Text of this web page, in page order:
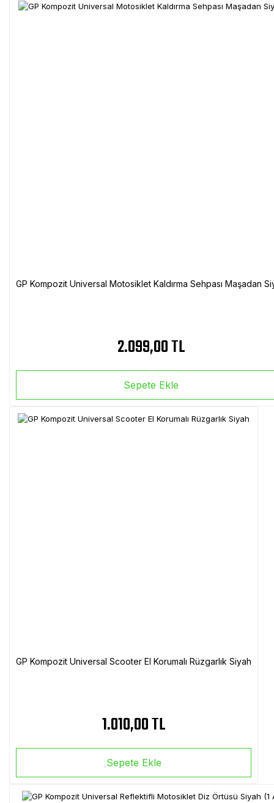
GP Kompozit Universal Motosiklet Kaldırma Sehpası Maşadan
2.099,00 TL
Sepete Ekle
GP Kompozit Universal Scooter El Korumalı Rüzgarlık Siyah
1.010,00 TL
Sepete Ekle